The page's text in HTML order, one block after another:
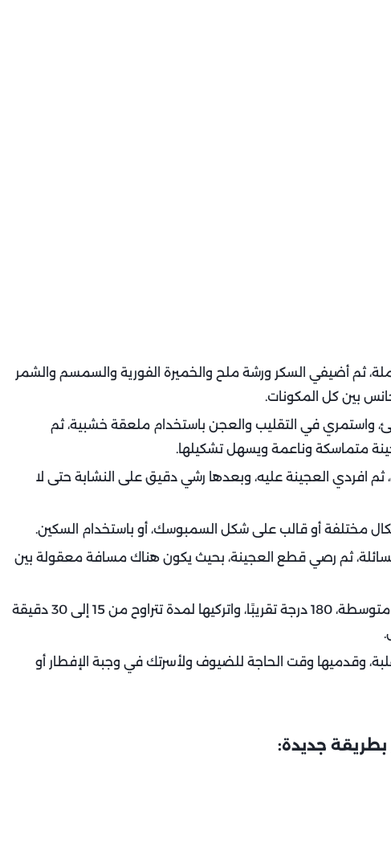
ثم أضيفي السكر ورشة ملح والخميرة الفورية والسمسم والشمر
بين كل المكونات.
في التقليب والعجن باستخدام ملعقة خشبية، ثم
متماسكة وناعمة ويسهل تشكيلها.
العجينة عليه، وبعدها رشي دقيق على النشابة حتى لا
مختلفة أو قالب على شكل السمبوسك، أو باستخدام السكين.
ثم رصي قطع العجينة، بحيث يكون هناك مسافة معقولة بين
- أدخلي صينية القراقيش الفرن، على درجة حرارة متوسطة، 180 درجة تقريبًا، واتركيها لمدة تتراوح من 15 إلى 30 دقيقة
علبة، وقدميها وقت الحاجة للضيوف ولأسرتك في وجبة الإفطار أو